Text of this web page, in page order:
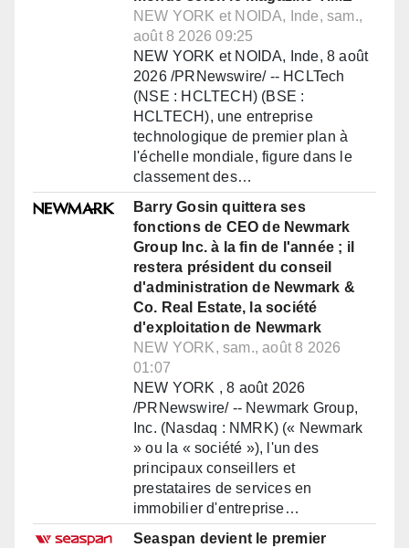
NEW YORK et NOIDA, Inde, sam.,
août 8 2026 09:25
NEW YORK et NOIDA, Inde, 8 août
2026 /PRNewswire/ -- HCLTech
(NSE : HCLTECH) (BSE :
HCLTECH), une entreprise
technologique de premier plan à
l'échelle mondiale, figure dans le
classement des…
Barry Gosin quittera ses
fonctions de CEO de Newmark
Group Inc. à la fin de l'année ; il
restera président du conseil
d'administration de Newmark &
Co. Real Estate, la société
d'exploitation de Newmark
NEW YORK, sam., août 8 2026
01:07
NEW YORK , 8 août 2026
/PRNewswire/ -- Newmark Group,
Inc. (Nasdaq : NMRK) (« Newmark
» ou la « société »), l'un des
principaux conseillers et
prestataires de services en
immobilier d'entreprise…
Seaspan devient le premier